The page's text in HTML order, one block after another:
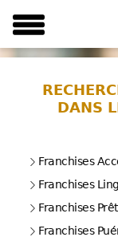
DANS
Franchises
Franchises
Franchises
Franchises